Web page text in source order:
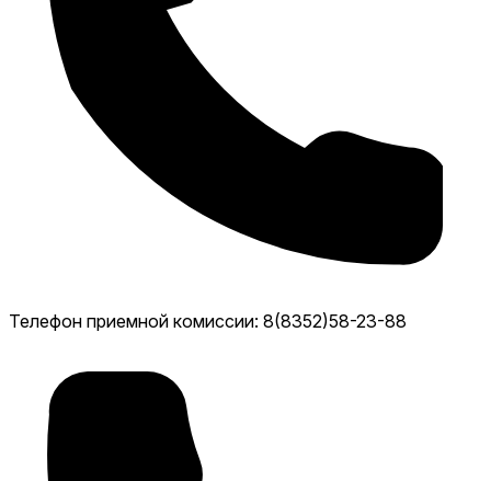
Телефон приемной комиссии: 8(8352)58-23-88